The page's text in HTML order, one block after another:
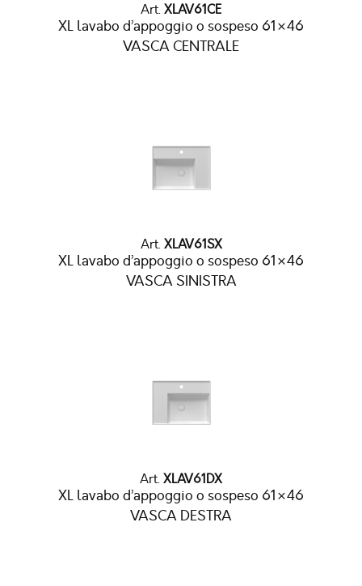
Art. XLAV61CE
XL lavabo d’appoggio o sospeso 61×46
VASCA CENTRALE
Art. XLAV61SX
XL lavabo d’appoggio o sospeso 61×46
VASCA SINISTRA
Art. XLAV61DX
XL lavabo d’appoggio o sospeso 61×46
VASCA DESTRA